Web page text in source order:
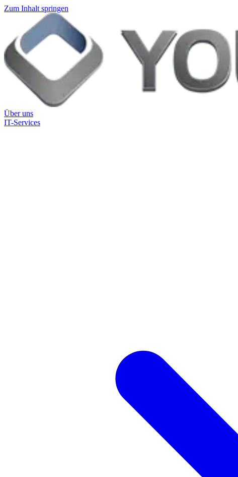
Zum Inhalt springen
Über uns
IT-Services